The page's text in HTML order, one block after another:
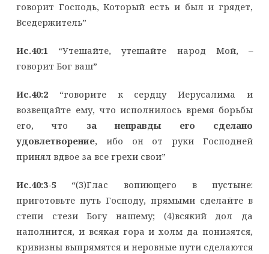
говорит Господь, Который есть и был и грядет,
Вседержитель”
Ис.40:1“Утешайте, утешайте народ Мой, –
говорит Бог ваш”
Ис.40:2“говорите к сердцу Иерусалима и
возвещайте ему, что исполнилось время борьбы
его, что за неправды его сделано
удовлетворение, ибо он от руки Господней
принял вдвое за все грехи свои”
Ис.40:3-5“(3)Глас вопиющего в пустыне:
приготовьте путь Господу, прямыми сделайте в
степи стези Богу нашему; (4)всякий дол да
наполнится, и всякая гора и холм да понизятся,
кривизны выпрямятся и неровные пути сделаются